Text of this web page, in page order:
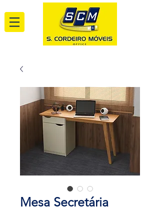
Mesa Secretária